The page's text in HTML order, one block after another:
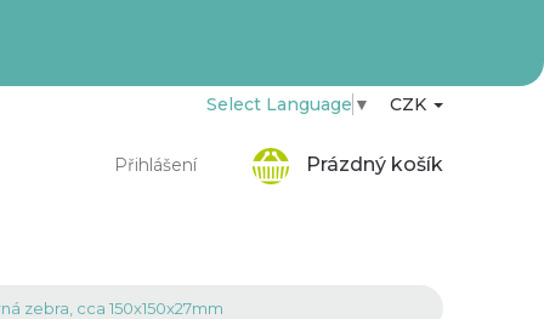
Přihlášení
Select Language ▼ CZK
Prázdný košík
zebra, cca 150x150x27mm